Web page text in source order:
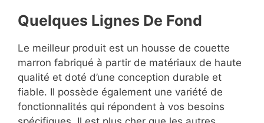
Quelques Lignes De Fond
Le meilleur produit est un housse de couette
marron fabriqué à partir de matériaux de haute
qualité et doté d’une conception durable et
fiable. Il possède également une variété de
fonctionnalités qui répondent à vos besoins